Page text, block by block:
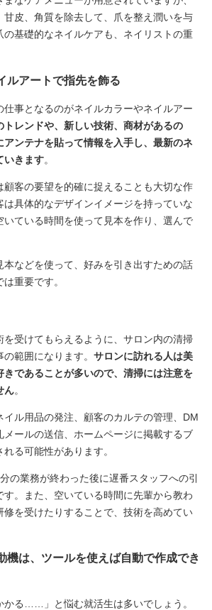
甘皮、角質を除去して、爪を整え潤いを与
の基礎的なネイルケアも、ネイリストの重
ルアートで指先を飾る
仕事となるのがネイルカラーやネイルアー
トレンドや、新しい技術、商材があるの
アンテナを貼って情報を入手し、最新のネ
いきます。
顧客の要望を的確に捉えることも大切な作
具体的なデザインイメージを持っていな
いている時間を使って見本を作り、選んで
本などを使って、好みを引き出すための話
重要です。
を受けてもらえるように、サロン内の清掃
範囲になります。 サロンに訪れる人は美
きであることが多いので、清掃には注意を
ん。
イル用品の発注、顧客のカルテの管理、DM
メールの送信、ホームページに掲載するブ
る可能性があります。
の業務が終わった後に遅番スタッフへの引
す。また、空いている時間に先輩から教わ
修を受けたりすることで、技術を高めてい
機は、ツールを使えば自動で作成でき
かる……」と悩む就活生は多いでしょう。